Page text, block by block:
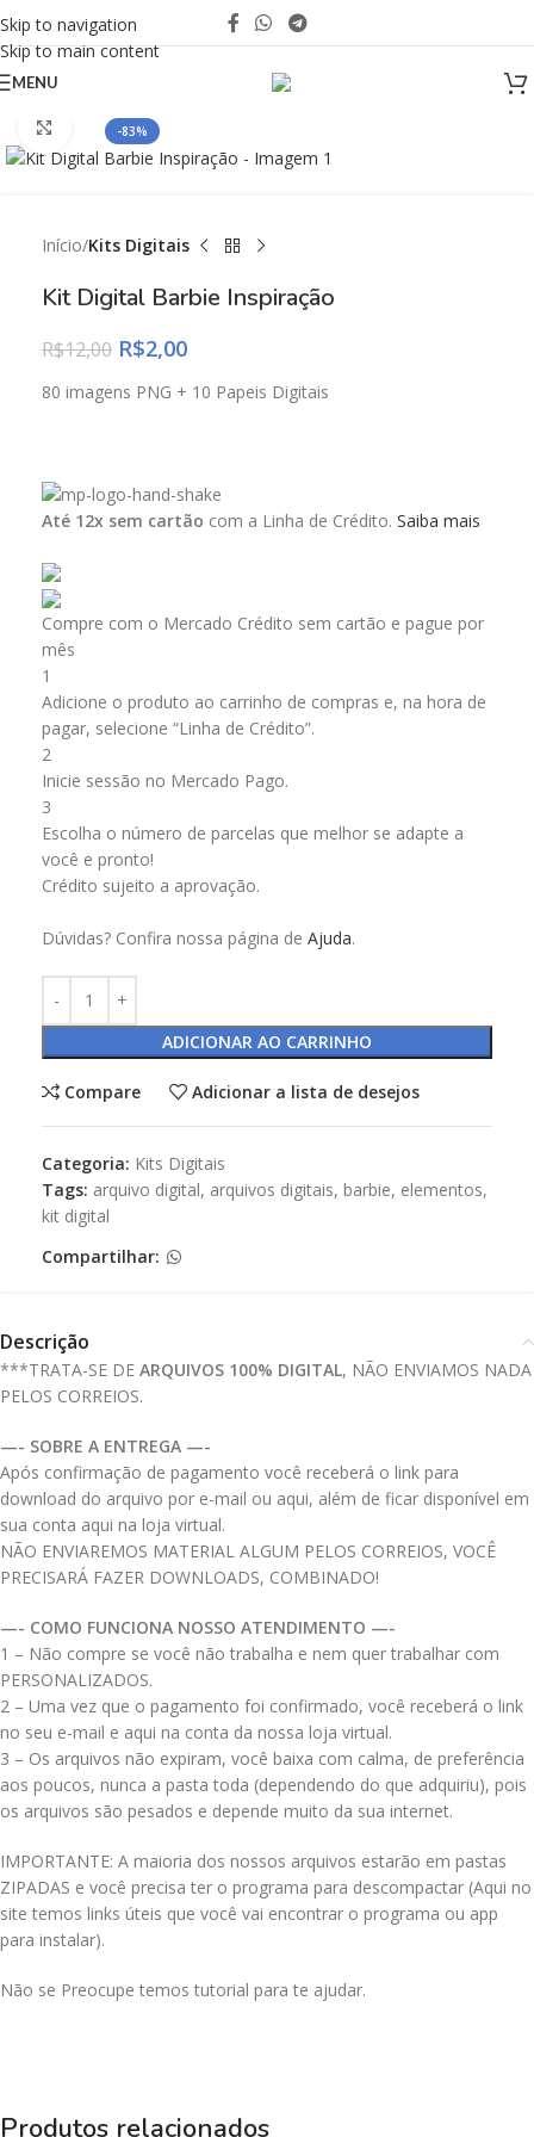
Skip to navigation
Skip to main content
MENU
-83%
Click to enlarge
Início Kits Digitais
Kit Digital Barbie Inspiração
R$12,00 R$2,00
80 imagens PNG + 10 Papeis Digitais
Até 12x sem cartão com a Linha de Crédito. Saiba mais
Compre com o Mercado Crédito sem cartão e pague por
mês
1
Adicione o produto ao carrinho de compras e, na hora de
pagar, selecione “Linha de Crédito”.
2
Inicie sessão no Mercado Pago.
3
Escolha o número de parcelas que melhor se adapte a
você e pronto!
Crédito sujeito a aprovação.
Dúvidas? Confira nossa página de Ajuda.
ADICIONAR AO CARRINHO
Compare Adicionar a lista de desejos
Categoria: Kits Digitais
Tags: arquivo digital, arquivos digitais, barbie, elementos,
kit digital
Compartilhar:
Descrição
***TRATA-SE DE ARQUIVOS 100% DIGITAL, NÃO ENVIAMOS NADA
PELOS CORREIOS.
—- SOBRE A ENTREGA —-
Após confirmação de pagamento você receberá o link para
download do arquivo por e-mail ou aqui, além de ficar disponível em
sua conta aqui na loja virtual.
NÃO ENVIAREMOS MATERIAL ALGUM PELOS CORREIOS, VOCÊ
PRECISARÁ FAZER DOWNLOADS, COMBINADO!
—- COMO FUNCIONA NOSSO ATENDIMENTO —-
1 – Não compre se você não trabalha e nem quer trabalhar com
PERSONALIZADOS.
2 – Uma vez que o pagamento foi confirmado, você receberá o link
no seu e-mail e aqui na conta da nossa loja virtual.
3 – Os arquivos não expiram, você baixa com calma, de preferência
aos poucos, nunca a pasta toda (dependendo do que adquiriu), pois
os arquivos são pesados e depende muito da sua internet.
IMPORTANTE: A maioria dos nossos arquivos estarão em pastas
ZIPADAS e você precisa ter o programa para descompactar (Aqui no
site temos links úteis que você vai encontrar o programa ou app
para instalar).
Não se Preocupe temos tutorial para te ajudar.
Produtos relacionados